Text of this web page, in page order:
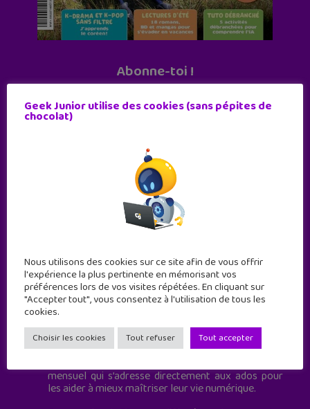
Abonne-toi !
Geek Junior est le premier site de culture numérique
à destination des adolescents.
mensuel qui s’adresse directement aux ados pour
les aider à mieux maîtriser leur vie numérique.
Geek Junior utilise des cookies (sans pépites de
chocolat)
Nous utilisons des cookies sur ce site afin de vous offrir
l'expérience la plus pertinente en mémorisant vos
préférences lors de vos visites répétées. En cliquant sur
"Accepter tout", vous consentez à l'utilisation de tous les
cookies.
Choisir les cookies Tout refuser Tout accepter